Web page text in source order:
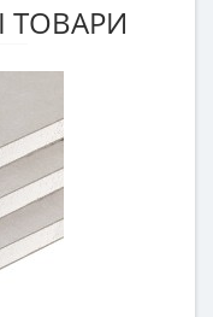
ТОВАРИ